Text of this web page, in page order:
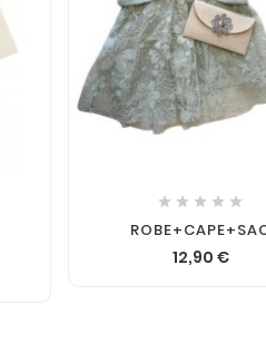
    
12,90 €